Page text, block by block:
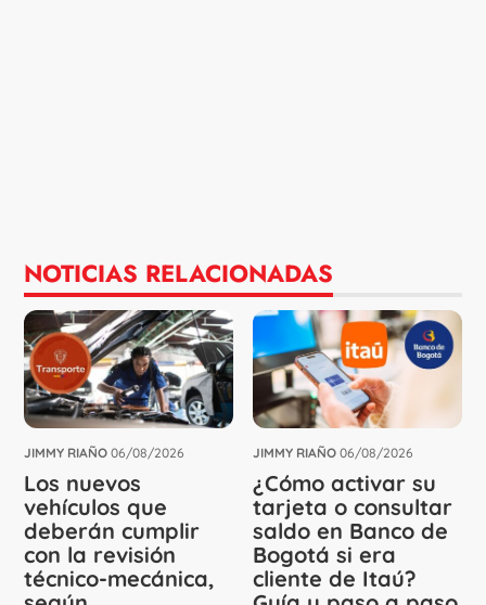
NOTICIAS RELACIONADAS
JIMMY RIAÑO 06/08/2026
Los nuevos
vehículos que
deberán cumplir
con la revisión
técnico-mecánica,
JIMMY RIAÑO 06/08/2026
¿Cómo activar su
tarjeta o consultar
saldo en Banco de
Bogotá si era
cliente de Itaú?